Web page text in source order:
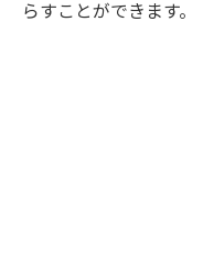
らすことができます。